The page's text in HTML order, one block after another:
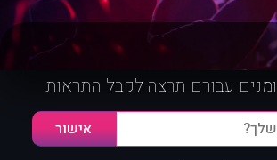
עבורם תרצה לקבל התראות